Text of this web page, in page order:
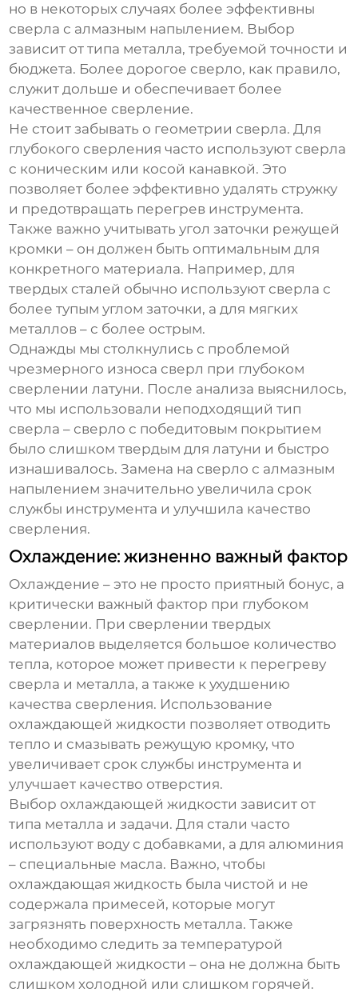
но в некоторых случаях более эффективны
сверла с алмазным напылением. Выбор
зависит от типа металла, требуемой точности и
бюджета. Более дорогое сверло, как правило,
служит дольше и обеспечивает более
качественное сверление.
Не стоит забывать о геометрии сверла. Для
глубокого сверления часто используют сверла
с коническим или косой канавкой. Это
позволяет более эффективно удалять стружку
и предотвращать перегрев инструмента.
Также важно учитывать угол заточки режущей
кромки – он должен быть оптимальным для
конкретного материала. Например, для
твердых сталей обычно используют сверла с
более тупым углом заточки, а для мягких
металлов – с более острым.
Однажды мы столкнулись с проблемой
чрезмерного износа сверл при глубоком
сверлении латуни. После анализа выяснилось,
что мы использовали неподходящий тип
сверла – сверло с победитовым покрытием
было слишком твердым для латуни и быстро
изнашивалось. Замена на сверло с алмазным
напылением значительно увеличила срок
службы инструмента и улучшила качество
сверления.
Охлаждение: жизненно важный фактор
Охлаждение – это не просто приятный бонус, а
критически важный фактор при глубоком
сверлении. При сверлении твердых
материалов выделяется большое количество
тепла, которое может привести к перегреву
сверла и металла, а также к ухудшению
качества сверления. Использование
охлаждающей жидкости позволяет отводить
тепло и смазывать режущую кромку, что
увеличивает срок службы инструмента и
улучшает качество отверстия.
Выбор охлаждающей жидкости зависит от
типа металла и задачи. Для стали часто
используют воду с добавками, а для алюминия
– специальные масла. Важно, чтобы
охлаждающая жидкость была чистой и не
содержала примесей, которые могут
загрязнять поверхность металла. Также
необходимо следить за температурой
охлаждающей жидкости – она не должна быть
слишком холодной или слишком горячей.